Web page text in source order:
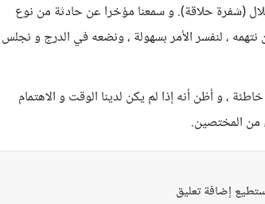
(شفرة حلاقة). و سمعنا مؤخرا عن حادثة من نوع
نتهمه ، لنفسر الأمر بسهولة ، ونضعه في الدرج و نجلس
، و أظن أنه إذا لم يكن لدينا الوقت و الاهتمام
من المختصين.
إضافة تعليق